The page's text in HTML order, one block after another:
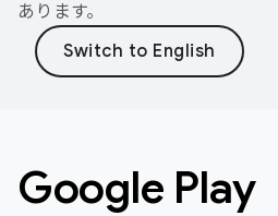
あります。
Google Play